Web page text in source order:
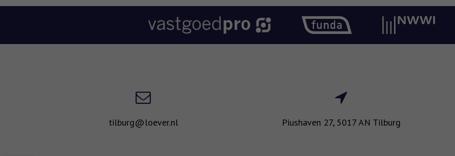
tilburg@loever.nl Piushaven 27, 5017 AN Tilburg